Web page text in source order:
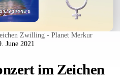
Zwilling - Planet Merkur
June 2021
im Zeichen